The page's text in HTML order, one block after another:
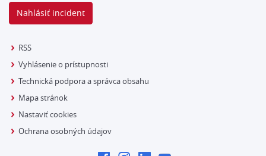
Nahlásiť incident
RSS
Vyhlásenie o prístupnosti
Technická podpora a správca obsahu
Mapa stránok
Nastaviť cookies
Ochrana osobných údajov